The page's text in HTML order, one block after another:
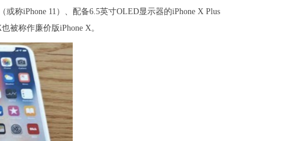
称iPhone 11）、配备6.5英寸OLED显示器的iPhone X Plus
被称作廉价版iPhone X。